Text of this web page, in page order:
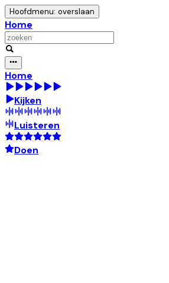
Hoofdmenu: overslaan
Home
Home
Kijken
Luisteren
Doen